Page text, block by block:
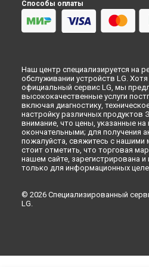
Способы оплаты
Наш центр специализируется на
обслуживании устройств LG.
официальный сервис LG, мы
высококачественные услуги
включая диагностику,
настройку различных продуктов
внимание, что цены, указанные
окончательными; для получения
пожалуйста, свяжитесь с нашими
стоит отметить, что торговая
нашем сайте, зарегистрирована и
только для информационных
© 2026 Специализированный
LG.